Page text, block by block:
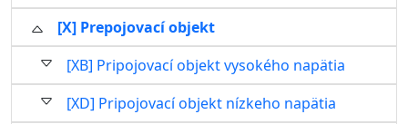
[X] Prepojovací objekt
[XB] Pripojovací objekt vysokého napätia
[XD] Pripojovací objekt nízkeho napätia